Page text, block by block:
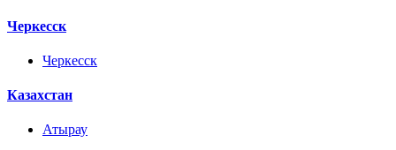
Черкесск
Черкесск
Казахстан
Атырау